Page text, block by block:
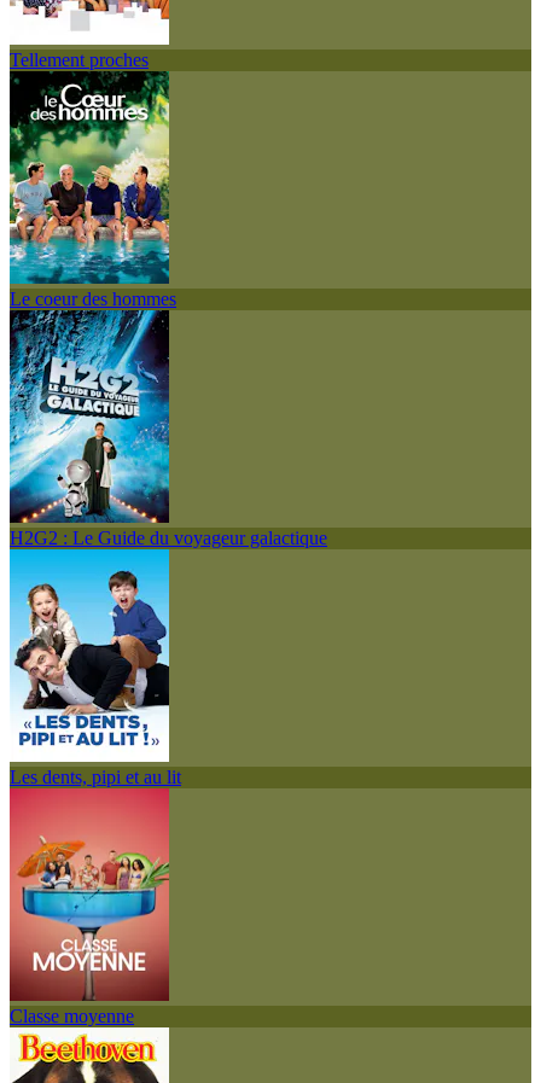
Tellement proches
Le coeur des hommes
H2G2 : Le Guide du voyageur galactique
Les dents, pipi et au lit
Classe moyenne